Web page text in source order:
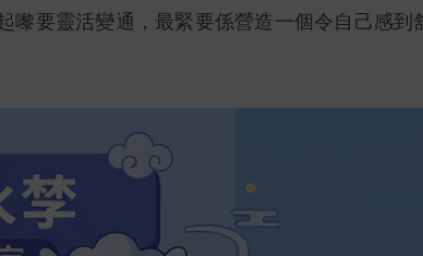
要靈活變通，最緊要係營造一個令自己感到